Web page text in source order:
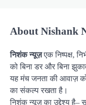
About Nishank
निशंक न्यूज़एक निष्पक्ष,
को बिना डर और बिना
यह मंच जनता की आवाज़
का संकल्प रखता है।
निशंक न्यूज़ का उद्देश्य है–